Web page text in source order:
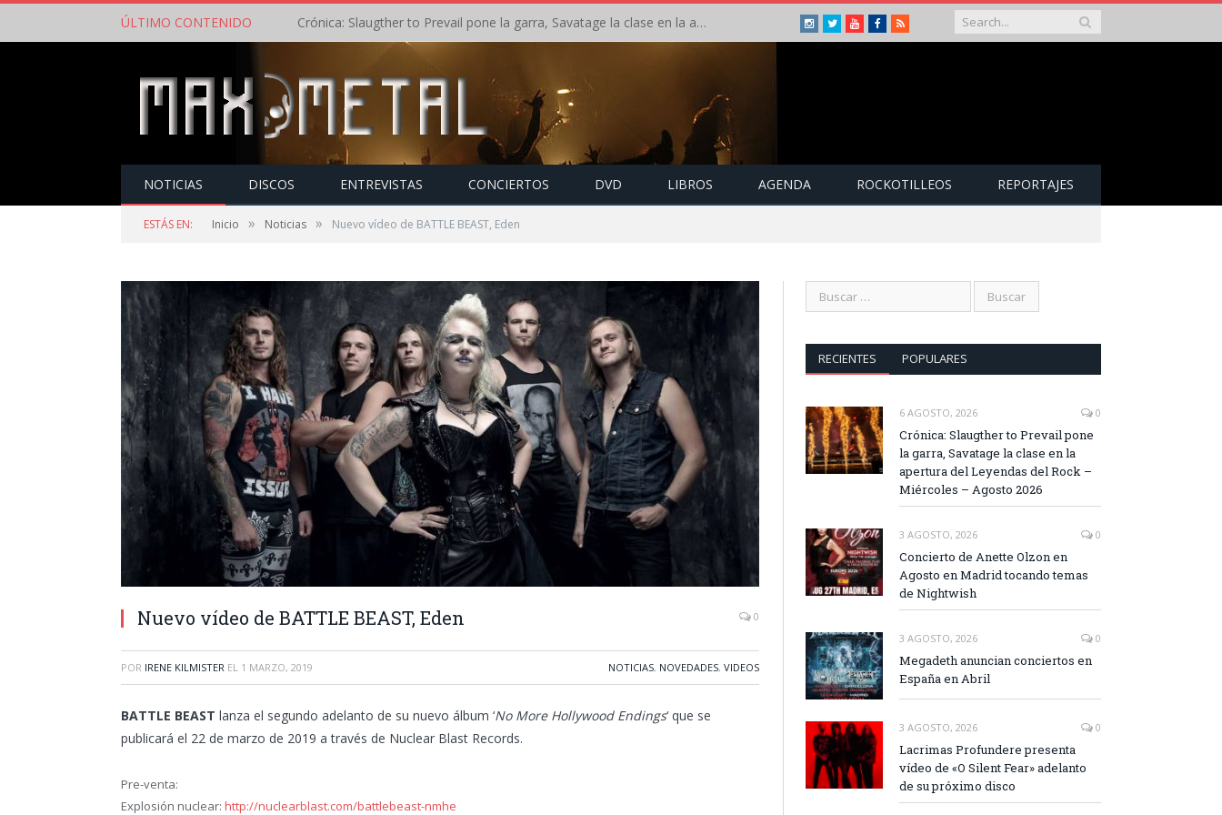
ÚLTIMO CONTENIDO Crónica: Slaugther to Prevail pone la garra, Savatage la clase en la apertura del Leyendas del Rock – Miércoles – Agosto 2026 Instagram
TwitterYoutubeFacebook
RSS
NOTICIAS DISCOS ENTREVISTAS CONCIERTOS DVD LIBROS AGENDA ROCKOTILLEOS REPORTAJES
ESTÁS EN: Inicio » Noticias » Nuevo vídeo de BATTLE BEAST, Eden
Nuevo vídeo de BATTLE BEAST, Eden 0
POR IRENE KILMISTER EL 1 MARZO, 2019 NOTICIAS, NOVEDADES, VIDEOS
BATTLE BEAST lanza el segundo adelanto de su nuevo álbum ‘No More Hollywood Endings‘ que se
publicará el 22 de marzo de 2019 a través de Nuclear Blast Records.
Pre-venta:
Explosión nuclear: http://nuclearblast.com/battlebeast-nmhe
RECIENTES POPULARES
6 AGOSTO, 2026 0
Crónica: Slaugther to Prevail pone
la garra, Savatage la clase en la
apertura del Leyendas del Rock –
Miércoles – Agosto 2026
3 AGOSTO, 2026 0
Concierto de Anette Olzon en
Agosto en Madrid tocando temas
de Nightwish
3 AGOSTO, 2026 0
Megadeth anuncian conciertos en
España en Abril
3 AGOSTO, 2026 0
Lacrimas Profundere presenta
vídeo de «O Silent Fear» adelanto
de su próximo disco